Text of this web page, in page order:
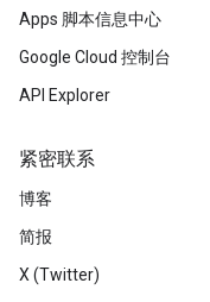
Apps 脚本信息中心
Google Cloud 控制台
API Explorer
紧密联系
博客
简报
X (Twitter)